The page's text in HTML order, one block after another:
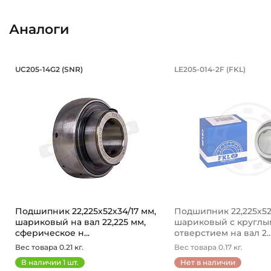
Аналоги
Подшипник 22,225х52х34/17 мм,
UC205-14G2 (SNR)
Подшипник 22,225х52х34/17 мм,
шариковый на вал 22,225 мм,
сферическое н...
Вес товара 0.21 кг.
В наличии 1 шт.
Подшипник
LE205-014-2F (FKL)
Подшипник
шариковый с
отверстием на вал
Вес товара 0.17 кг.
Нет в наличии